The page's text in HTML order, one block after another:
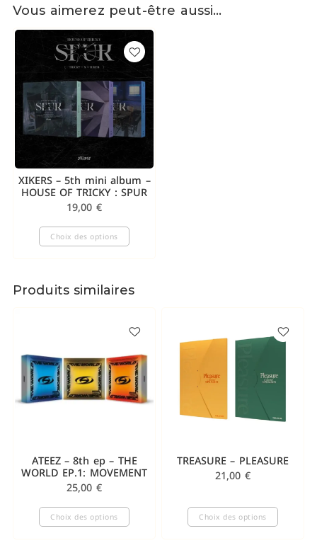
Vous aimerez peut-être aussi…
XIKERS – 5th mini album –
HOUSE OF TRICKY : SPUR
19,00 €
Choix des options
Produits similaires
ATEEZ – 8th ep – THE
WORLD EP.1: MOVEMENT
25,00 €
Choix des options
TREASURE – PLEASURE
21,00 €
Choix des options